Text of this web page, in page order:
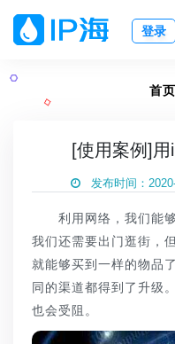
登录
首页
[使用案例]
发布时间：
利用网络，我们能够
我们还需要出门逛街，
就能够买到一样的物品
同的渠道都得到了升级
也会受阻。